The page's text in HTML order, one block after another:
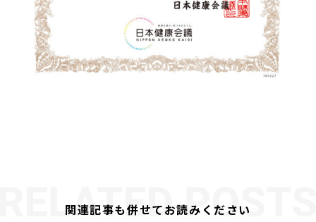
関連記事も併せてお読みください